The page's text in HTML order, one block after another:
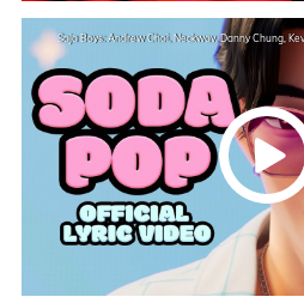
Saja Boys: Andrew Choi, Neckwav, Danny Chung,